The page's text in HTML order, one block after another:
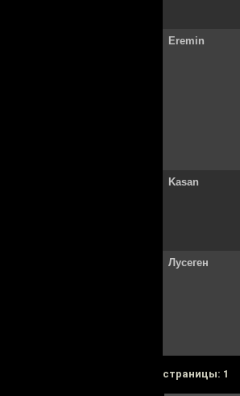
Eremin
Kasan
Лусеген
cтраницы: 1